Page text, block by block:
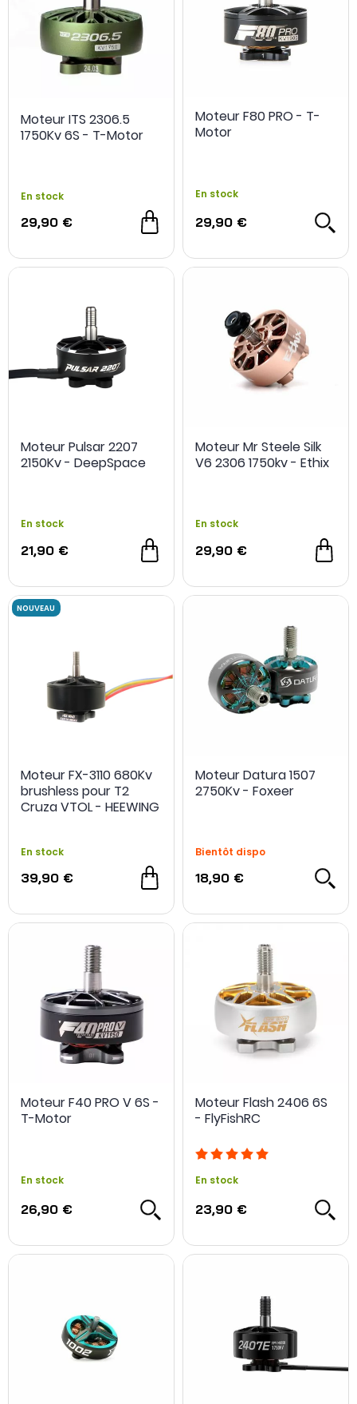
Moteur ITS 2306.5
1750Kv 6S - T-Motor
En stock
29,90 €
Moteur F80 PRO - T-
Motor
En stock
29,90 €
Moteur Pulsar 2207
2150Kv - DeepSpace
En stock
21,90 €
Moteur Mr Steele Silk
V6 2306 1750kv - Ethix
En stock
29,90 €
NOUVEAU
Moteur FX-3110 680Kv
brushless pour T2
Cruza VTOL - HEEWING
En stock
39,90 €
Moteur Datura 1507
2750Kv - Foxeer
Bientôt dispo
18,90 €
Moteur F40 PRO V 6S -
T-Motor
En stock
26,90 €
Moteur Flash 2406 6S
- FlyFishRC
En stock
23,90 €